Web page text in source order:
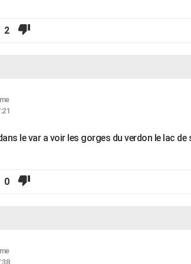
2
le var a voir les gorges du verdon le lac
0